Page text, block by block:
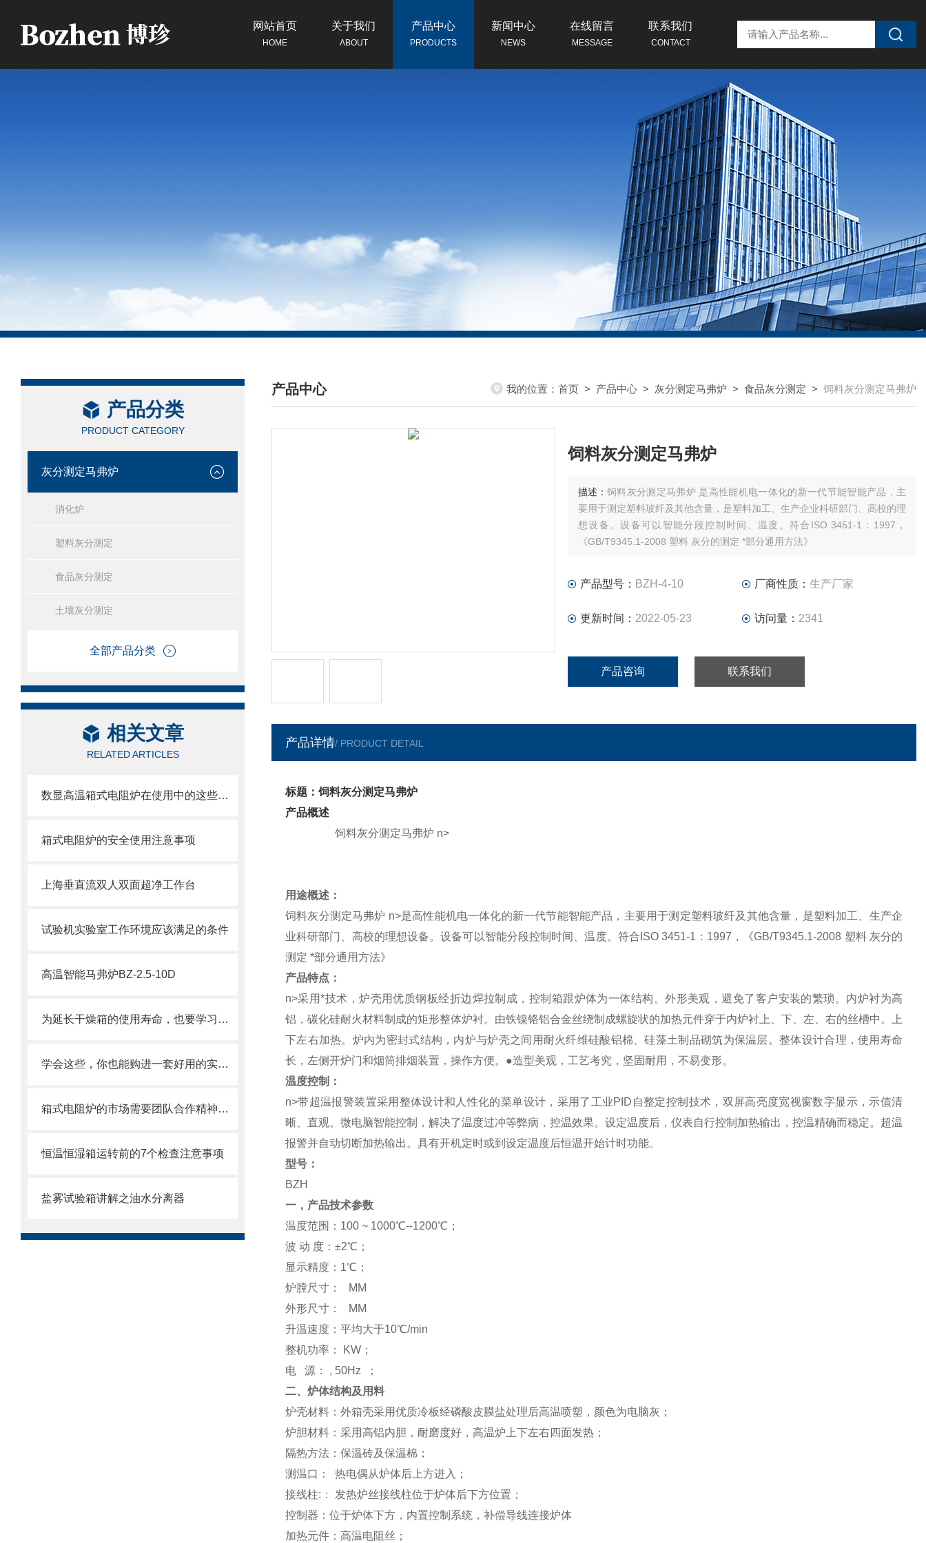
网站首页
HOME
关于我们
ABOUT
产品中心
PRODUCTS
新闻中心
NEWS
在线留言
MESSAGE
联系我们
CONTACT
产品分类
PRODUCT CATEGORY
灰分测定马弗炉
消化炉
塑料灰分测定
食品灰分测定
土壤灰分测定
全部产品分类
相关文章
RELATED ARTICLES
数显高温箱式电阻炉在使用中的这些要点你都清楚吗？
箱式电阻炉的安全使用注意事项
上海垂直流双人双面超净工作台
试验机实验室工作环境应该满足的条件
高温智能马弗炉BZ-2.5-10D
为延长干燥箱的使用寿命，也要学习保养知识
学会这些，你也能购进一套好用的实验室箱式电阻炉
箱式电阻炉的市场需要团队合作精神的发扬
恒温恒湿箱运转前的7个检查注意事项
盐雾试验箱讲解之油水分离器
产品中心
/ PRODUCTS CENTER
我的位置： 首页 > 产品中心 > 灰分测定马弗炉 > 食品灰分测定 > 饲料灰分测定马弗炉
饲料灰分测定马弗炉
描述： 饲料灰分测定马弗炉 是高性能机电一体化的新一代节能智能产品，主
要用于测定塑料玻纤及其他含量，是塑料加工、生产企业科研部门、高校的理
想设备。设备可以智能分段控制时间、温度。符合ISO 3451-1：1997，
《GB/T9345.1-2008 塑料 灰分的测定 *部分通用方法》
产品型号： BZH-4-10 厂商性质： 生产厂家
更新时间： 2022-05-23 访问量： 2341
产品咨询 联系我们
产品详情/ PRODUCT DETAIL
标题：饲料灰分测定马弗炉
产品概述
饲料灰分测定马弗炉 n>
用途概述：
饲料灰分测定马弗炉 n>是高性能机电一体化的新一代节能智能产品，主要用于测定塑料玻纤及其他含量，是塑料加工、生产企
业科研部门、高校的理想设备。设备可以智能分段控制时间、温度。符合ISO 3451-1：1997，《GB/T9345.1-2008 塑料 灰分的
测定 *部分通用方法》
产品特点：
n>采用*技术，炉壳用优质钢板经折边焊拉制成，控制箱跟炉体为一体结构。外形美观，避免了客户安装的繁琐。内炉衬为高
铝，碳化硅耐火材料制成的矩形整体炉衬。由铁镍铬铝合金丝绕制成螺旋状的加热元件穿于内炉衬上、下、左、右的丝槽中。上
下左右加热。炉内为密封式结构，内炉与炉壳之间用耐火纤维硅酸铝棉、硅藻土制品砌筑为保温层。整体设计合理，使用寿命
长，左侧开炉门和烟筒排烟装置，操作方便。●造型美观，工艺考究，坚固耐用，不易变形。
温度控制：
n>带超温报警装置采用整体设计和人性化的菜单设计，采用了工业PID自整定控制技术，双屏高亮度宽视窗数字显示，示值清
晰、直观。微电脑智能控制，解决了温度过冲等弊病，控温效果。设定温度后，仪表自行控制加热输出，控温精确而稳定。超温
报警并自动切断加热输出。具有开机定时或到设定温度后恒温开始计时功能。
型号：
BZH
一，产品技术参数
温度范围： 100 ~ 1000℃--1200℃ ；
波 动 度：±2℃ ；
显示精度： 1℃ ；
炉膛尺寸：
MM
外形尺寸：
MM
升温速度：平均大于10℃/min
整机功率：
KW ；
电
源： , 50Hz
；
二、炉体结构及用料
炉壳材料：外箱壳采用优质冷板经磷酸皮膜盐处理后高温喷塑，颜色为电脑灰；
炉胆材料：采用高铝内胆，耐磨度好，高温炉上下左右四面发热；
隔热方法：保温砖及保温棉；
测温口：
热电偶从炉体后上方进入；
接线柱: ：
发热炉丝接线柱位于炉体后下方位置；
控制器：位于炉体下方，内置控制系统，补偿导线连接炉体
加热元件：高温电阻丝；